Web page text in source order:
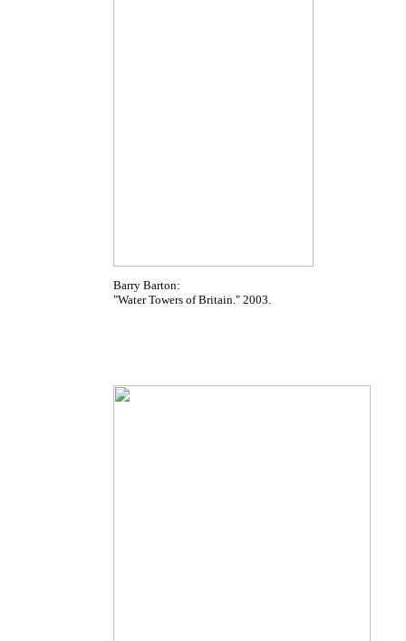
Barry Barton:
"Water Towers of Britain." 2003.